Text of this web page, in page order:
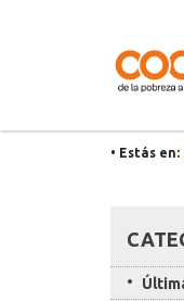
• Estás en: